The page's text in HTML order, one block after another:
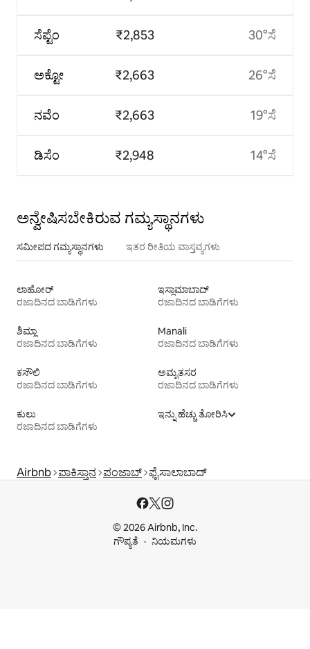
ಸೆಪ್ಟೆಂ
ಅಕ್ಟೋ
ನವೆಂ
ಡಿಸೆಂ
₹2,853
₹2,663
₹2,663
₹2,948
30°ಸೆ
26°ಸೆ
19°ಸೆ
14°ಸೆ
ಅನ್ವೇಷಿಸಬೇಕಿರುವ ಗಮ್ಯಸ್ಥಾನಗಳು
ಸಮೀಪದ ಗಮ್ಯಸ್ಥಾನಗಳು ಇತರ ರೀತಿಯ ವಾಸ್ತವ್ಯಗಳು
ಲಾಹೋರ್
ರಜಾದಿನದ ಬಾಡಿಗೆಗಳು
ಇಸ್ಲಾಮಾಬಾದ್
ರಜಾದಿನದ ಬಾಡಿಗೆಗಳು
ಶಿಮ್ಲಾ
ರಜಾದಿನದ ಬಾಡಿಗೆಗಳು
Manali
ರಜಾದಿನದ ಬಾಡಿಗೆಗಳು
ಕಸೌಲಿ
ರಜಾದಿನದ ಬಾಡಿಗೆಗಳು
ಅಮೃತಸರ
ರಜಾದಿನದ ಬಾಡಿಗೆಗಳು
ಕುಲು
ರಜಾದಿನದ ಬಾಡಿಗೆಗಳು
ಇನ್ನು ಹೆಚ್ಚು ತೋರಿಸಿ
Airbnb ಪಾಕಿಸ್ತಾನ ಪಂಜಾಬ್ ಫೈಸಾಲಾಬಾದ್
© 2026 Airbnb, Inc.
ಗೌಪ್ಯತೆ
ನಿಯಮಗಳು